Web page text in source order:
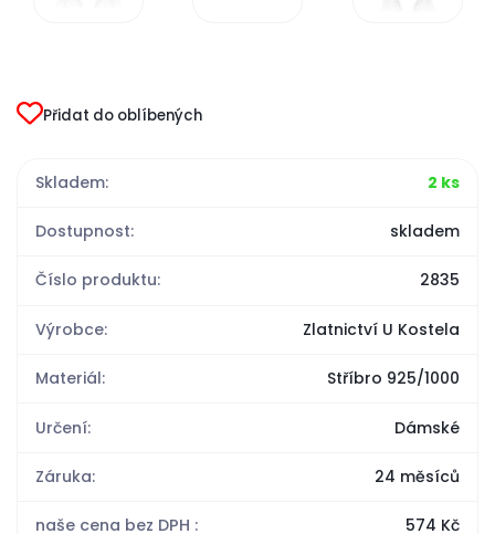
Přidat do oblíbených
Skladem: 2 ks
Dostupnost: skladem
Číslo produktu: 2835
Výrobce: Zlatnictví U Kostela
Materiál: Stříbro 925/1000
Určení: Dámské
Záruka: 24 měsíců
naše cena bez DPH : 574 Kč